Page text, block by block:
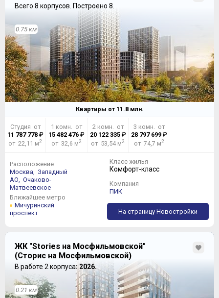
Всего 8 корпусов. Построено 8.
0.75 км
Квартиры от 11.8млн.
Студия от
11 787 778₽
от 22,11 м2
1 комн. от
15 482 476 ₽
от 32,6 м2
2 комн. от
20 122 335₽
от 53,54 м2
3 комн. от
28 797 699 ₽
от 74,7 м2
Расположение
Москва,
Западный
АО,
Очаково-
Матвеевское
Ближайшее метро
Мичуринский
проспект
Класс жилья
Комфорт-класс
Компания
ПИК
На страницу Новостройки
ЖК "Stories на Мосфильмовской"
(Сторис на Мосфильмовской)
В работе 2 корпуса: 2026.
0.21 км